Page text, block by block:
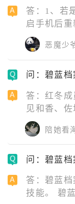
答：1、若
启手机后
台，选择清
式后开启
出，打开
装包从官网
恶魔少
问：碧蓝
答：红冬
见和香、
木芽瑠、安
积最大的
因其地处
此地，所以
陪她看
问：碧蓝
答：碧蓝
技能。 碧